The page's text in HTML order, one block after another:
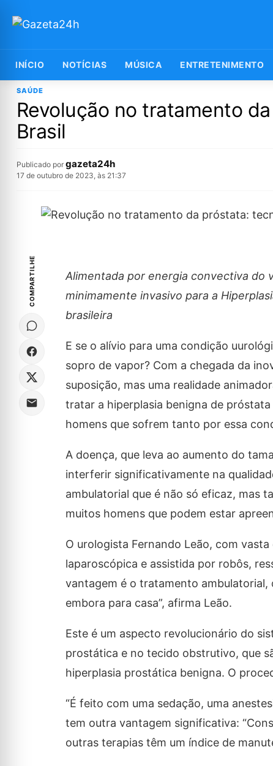
INÍCIO NOTÍCIAS MÚSICA ENTRETENIMENTO
SAÚDE
Revolução no tratamento
Brasil
Publicado por gazeta24h
17 de outubro de 2023, às 21:37
COMPARTILHE
Alimentada por energia convectiva do
minimamente invasivo para a
brasileira
E se o alívio para uma condição
sopro de vapor? Com a chegada da
suposição, mas uma realidade
tratar a hiperplasia benigna de
homens que sofrem tanto por essa
A doença, que leva ao aumento do
interferir significativamente na
ambulatorial que é não só eficaz, mas
muitos homens que podem estar
O urologista Fernando Leão, com
laparoscópica e assistida por robôs,
vantagem é o tratamento ambulatorial,
embora para casa”, afirma Leão.
Este é um aspecto revolucionário do
prostática e no tecido obstrutivo, que
hiperplasia prostática benigna. O
“É feito com uma sedação, uma
tem outra vantagem significativa:
outras terapias têm um índice de